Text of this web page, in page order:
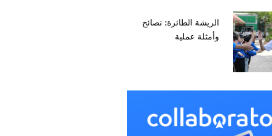
الريشة الطائرة: نصائح
وأمثلة عملية